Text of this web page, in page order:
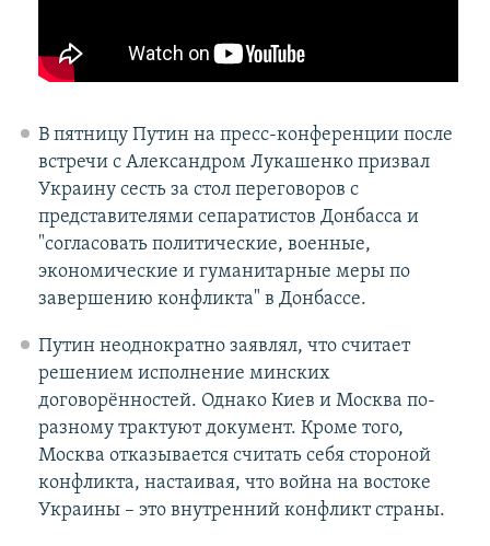
В пятницу Путин на пресс-конференции после
встречи с Александром Лукашенко призвал
Украину сесть за стол переговоров с
представителями сепаратистов Донбасса и
"согласовать политические, военные,
экономические и гуманитарные меры по
завершению конфликта" в Донбассе.
Путин неоднократно заявлял, что считает
решением исполнение минских
договорённостей. Однако Киев и Москва по-
разному трактуют документ. Кроме того,
Москва отказывается считать себя стороной
конфликта, настаивая, что война на востоке
Украины – это внутренний конфликт страны.